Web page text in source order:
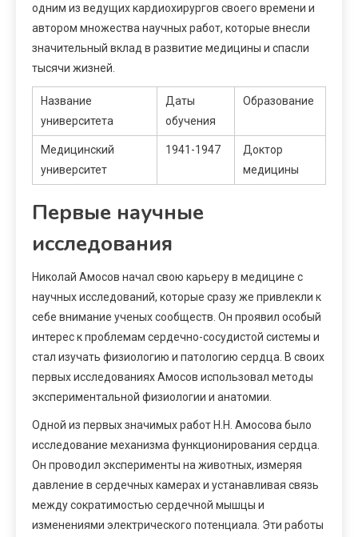
одним из ведущих кардиохирургов своего времени и
автором множества научных работ, которые внесли
значительный вклад в развитие медицины и спасли
тысячи жизней.
Название
университета
Даты
обучения
Образование
Медицинский
университет
1941-1947
Доктор
медицины
Первые научные
исследования
Николай Амосов начал свою карьеру в медицине с
научных исследований, которые сразу же привлекли к
себе внимание ученых сообществ. Он проявил особый
интерес к проблемам сердечно-сосудистой системы и
стал изучать физиологию и патологию сердца. В своих
первых исследованиях Амосов использовал методы
экспериментальной физиологии и анатомии.
Одной из первых значимых работ Н.Н. Амосова было
исследование механизма функционирования сердца.
Он проводил эксперименты на животных, измеряя
давление в сердечных камерах и устанавливая связь
между сократимостью сердечной мышцы и
изменениями электрического потенциала. Эти работы